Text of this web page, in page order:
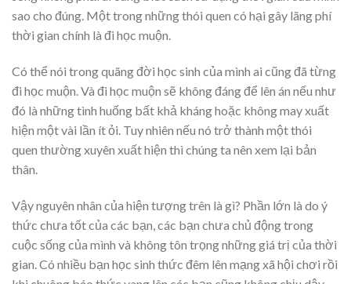
sao cho đúng. Một trong những thói quen có hại gây lãng phí
thời gian chính là đi học muộn.
Có thể nói trong quãng đời học sinh của mình ai cũng đã từng
đi học muộn. Và đi học muộn sẽ không đáng để lên án nếu như
đó là những tình huống bất khả kháng hoặc không may xuất
hiện một vài lần ít ỏi. Tuy nhiên nếu nó trở thành một thói
quen thường xuyên xuất hiện thì chúng ta nên xem lại bản
thân.
Vậy nguyên nhân của hiện tượng trên là gì? Phần lớn là do ý
thức chưa tốt của các bạn, các bạn chưa chủ động trong
cuộc sống của mình và không tôn trọng những giá trị của thời
gian. Có nhiều bạn học sinh thức đêm lên mạng xã hội chơi rồi